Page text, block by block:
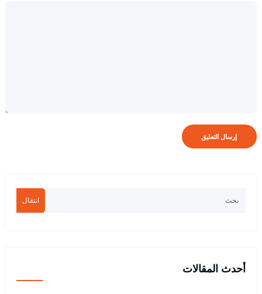
انتقال
أحدث المقالات